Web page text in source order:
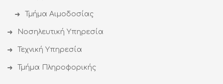
Τμήμα Αιμοδοσίας
Νοσηλευτική Υπηρεσία
Τεχνική Υπηρεσία
Τμήμα Πληροφορικής